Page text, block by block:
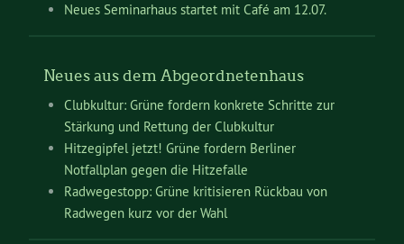
Neues Seminarhaus startet mit Café am 12.07.
Neues aus dem Abgeordnetenhaus
Clubkultur: Grüne fordern konkrete Schritte zur
Stärkung und Rettung der Clubkultur
Hitzegipfel jetzt! Grüne fordern Berliner
Notfallplan gegen die Hitzefalle
Radwegestopp: Grüne kritisieren Rückbau von
Radwegen kurz vor der Wahl